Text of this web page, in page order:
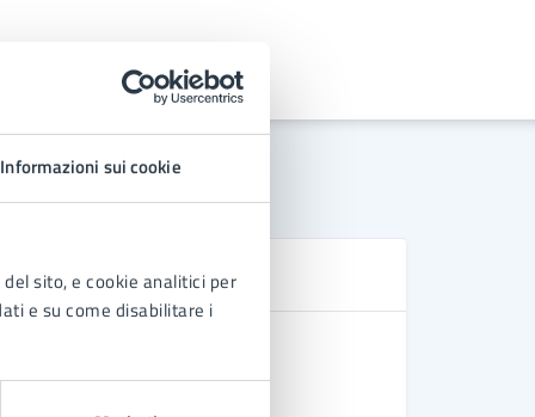
Informazioni sui cookie
sito, e cookie analitici per
e su come disabilitare i